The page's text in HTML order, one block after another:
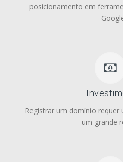
posicionamento em
Registrar um domínio
um grande